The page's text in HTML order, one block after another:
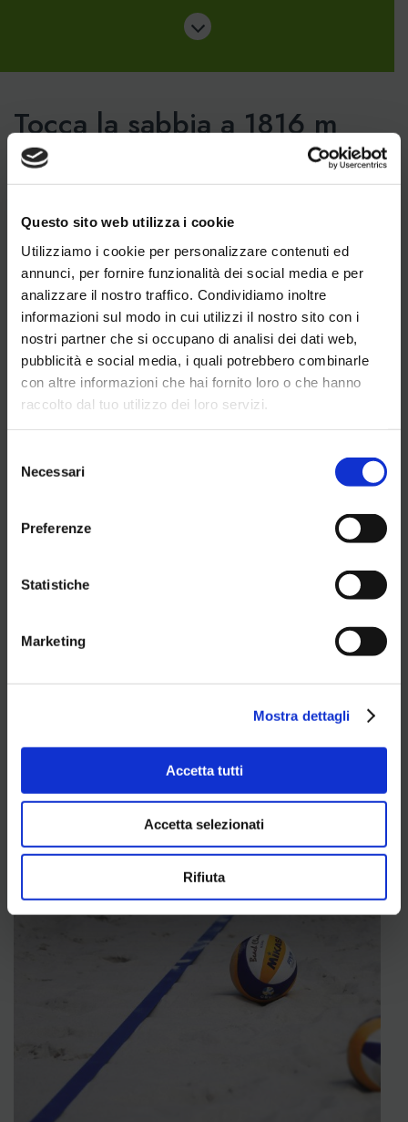
Questo sito web utilizza i cookie
Utilizziamo i cookie per personalizzare contenuti ed
annunci, per fornire funzionalità dei social media e per
analizzare il nostro traffico. Condividiamo inoltre
informazioni sul modo in cui utilizzi il nostro sito con i
nostri partner che si occupano di analisi dei dati web,
pubblicità e social media, i quali potrebbero combinarle
con altre informazioni che hai fornito loro o che hanno
raccolto dal tuo utilizzo dei loro servizi.
delNecessari
Preferenze
Statistiche
Marketing
Mostra dettagli
Accetta tutti
Accetta selezionati
Rifiuta
Tocca la sabbia a 1816 m
sul livello del mare
Divertiti e sfida i tuoi amici in una partita di Beach. Scegli
Beach Tennis
Prenotazioni:tutti i giorni dalle 08:00 alle 21:00 (da
maggio a fine settembre)
Campo:lluminato